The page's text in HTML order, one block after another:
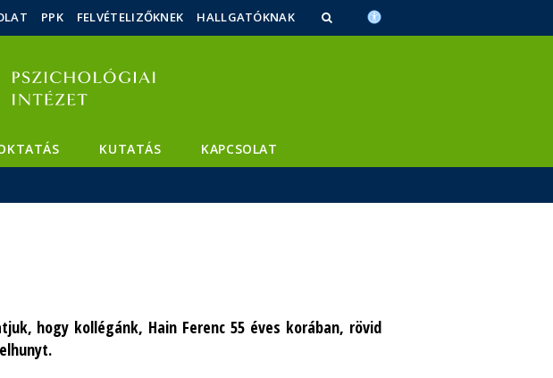
PPK FELVÉTELIZŐKNEK HALLGATÓKNAK
KUTATÁS KAPCSOLAT
hogy kollégánk, Hain Ferenc 55 éves korában, rövid